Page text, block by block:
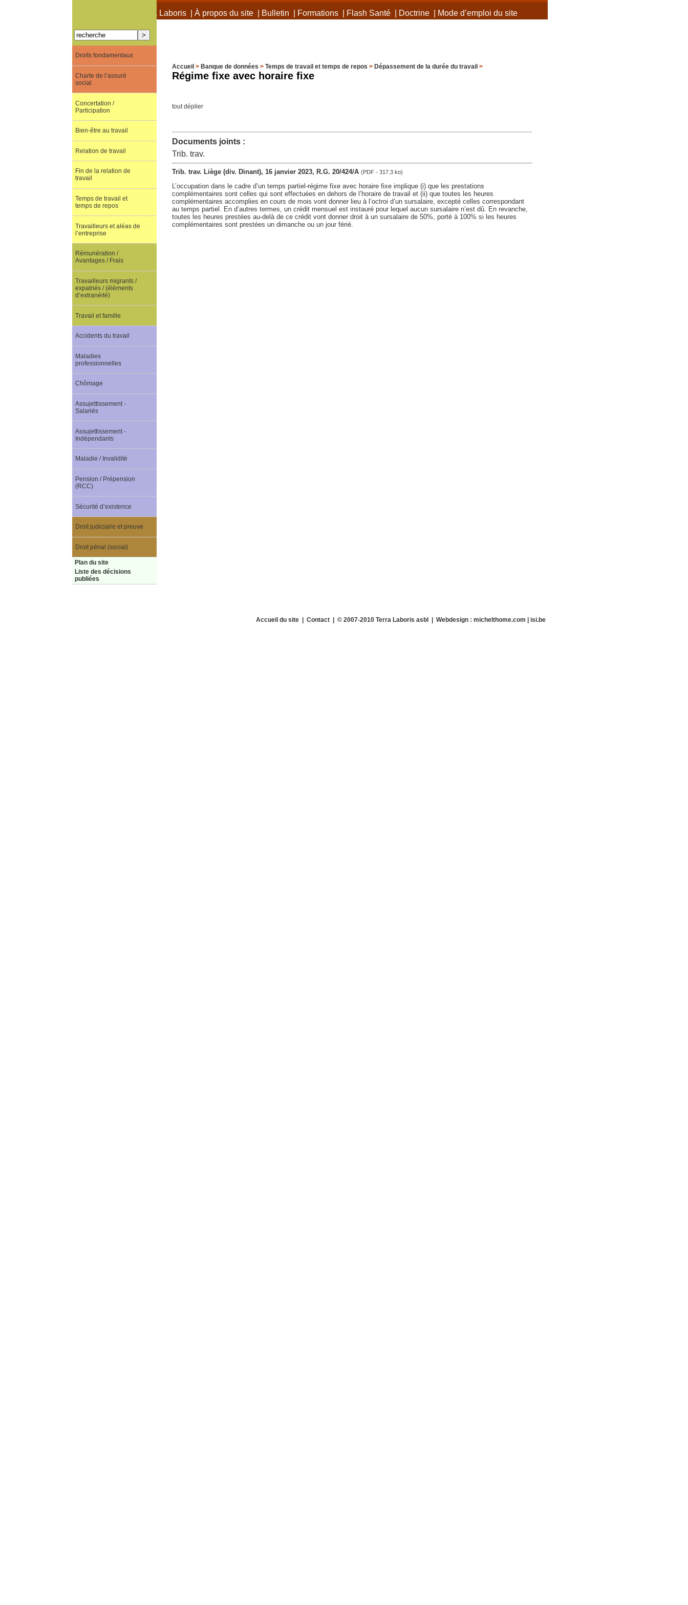
À propos de Terra Laboris| À propos du site| Bulletin Formations| Flash Santé| Doctrine| Mode d’emploi du site
Accueil > Banque de données > Temps de travail et temps de repos > Dépassement de la durée du travail >
Régime fixe avec horaire fixe
tout déplier
Documents joints :
Trib. trav.
Trib. trav. Liège (div. Dinant), 16 janvier 2023, R.G. 20/424/A (PDF - 317.3 ko)
L’occupation dans le cadre d’un temps partiel-régime fixe avec horaire fixe implique (i) que les prestations
complémentaires sont celles qui sont effectuées en dehors de l’horaire de travail et (ii) que toutes les heures
complémentaires accomplies en cours de mois vont donner lieu à l’octroi d’un sursalaire, excepté celles correspondant
au temps partiel. En d’autres termes, un crédit mensuel est instauré pour lequel aucun sursalaire n’est dû. En revanche,
toutes les heures prestées au-delà de ce crédit vont donner droit à un sursalaire de 50%, porté à 100% si les heures
complémentaires sont prestées un dimanche ou un jour férié.
Droits fondamentaux
Charte de l’assuré
social
Concertation /
Participation
Bien-être au travail
Relation de travail
Fin de la relation de
travail
Temps de travail et
temps de repos
Travailleurs et aléas de
l’entreprise
Rémunération /
Avantages / Frais
Travailleurs migrants /
expatriés / (éléments
d’extranéité)
Travail et famille
Accidents du travail
Maladies
professionnelles
Chômage
Assujettissement -
Salariés
Assujettissement -
Indépendants
Maladie / Invalidité
Pension / Prépension
(RCC)
Sécurité d’existence
Droit judiciaire et preuve
Droit pénal (social)
Plan du site
Liste des décisions
publiées
Accueil du site| Contact| © 2007-2010 Terra Laboris asbl | Webdesign : michelthome.com | isi.be